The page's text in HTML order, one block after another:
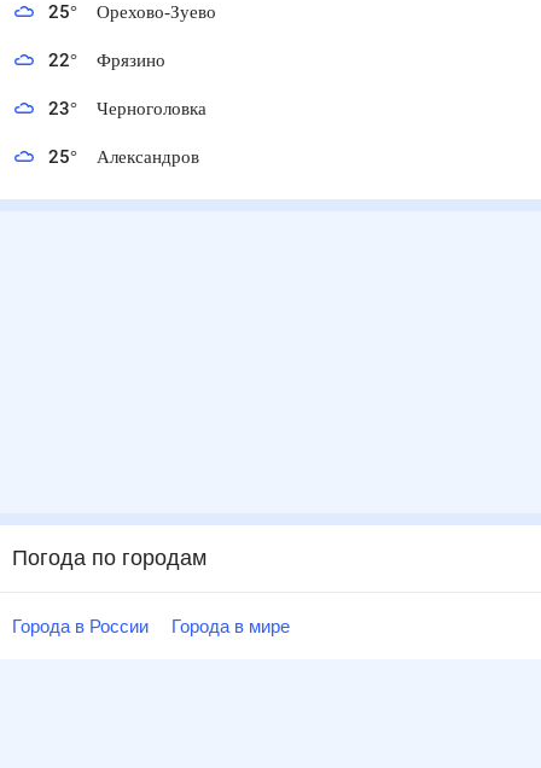
25° Орехово-Зуево
22° Фрязино
23° Черноголовка
25° Александров
Погода по городам
Города в России Города в мире